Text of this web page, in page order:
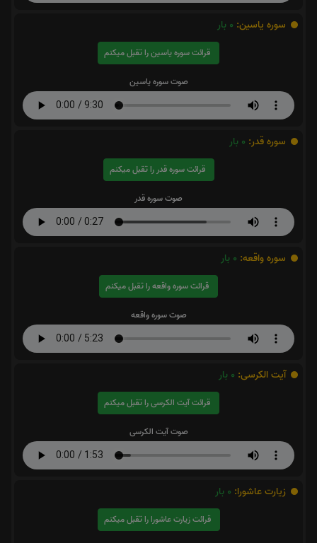
سوره یاسین: 0 بار
قرائت سوره یاسین را تقبل میکنم
صوت سوره یاسین
سوره قدر: 0 بار
قرائت سوره قدر را تقبل میکنم
صوت سوره قدر
سوره واقعه: 0 بار
قرائت سوره واقعه را تقبل میکنم
صوت سوره واقعه
آیت الکرسی: 0 بار
قرائت آیت الکرسی را تقبل میکنم
صوت آیت الکرسی
زیارت عاشورا: 0 بار
قرائت زیارت عاشورا را تقبل میکنم